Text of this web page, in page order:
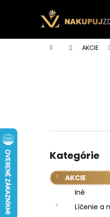
Domov AKCIE
kategórie
Kategórie
AKCIE
Iné
Líčenie a
í
Späť
do
Späť
do